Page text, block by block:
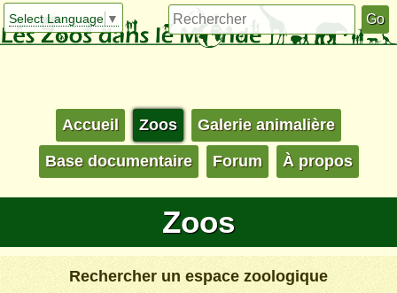
Select Language ▼
Accueil Zoos Galerie animalière
Base documentaire Forum À propos
Zoos
Rechercher un espace zoologique